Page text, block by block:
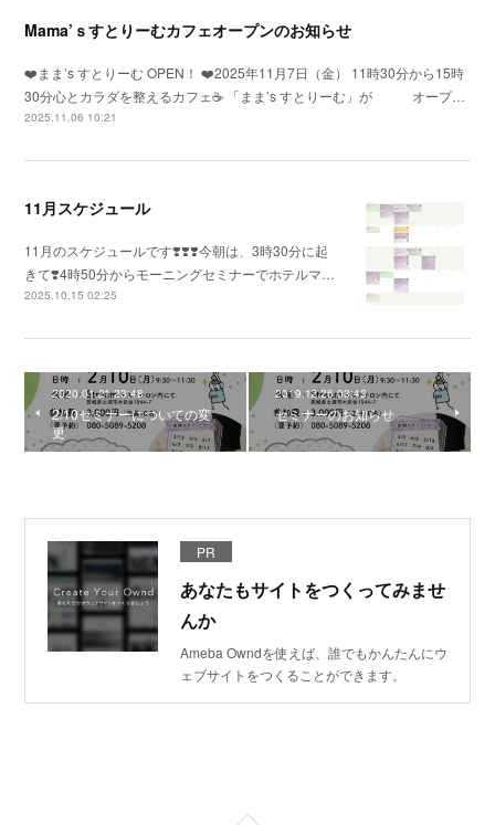
Mama’ｓすとりーむカフェオープンのお知らせ
❤️まま’s すとりーむ OPEN！ ❤️2025年11月7日（金） 11時30分から15時
30分心とカラダを整えるカフェ☕️ 「まま’s すとりーむ」が オープ…
2025.11.06 10:21
11月スケジュール
11月のスケジュールです❣️❣️❣️今朝は、3時30分に起
きて❣️4時50分からモーニングセミナーでホテルマ…
2025.10.15 02:25
2020.01.21 23:48
2/10セミナーについての変
更
2019.12.26 03:43
セミナーのお知らせ
PR
あなたもサイトをつくってみませ
んか
Ameba Owndを使えば、誰でもかんたんにウ
ェブサイトをつくることができます。